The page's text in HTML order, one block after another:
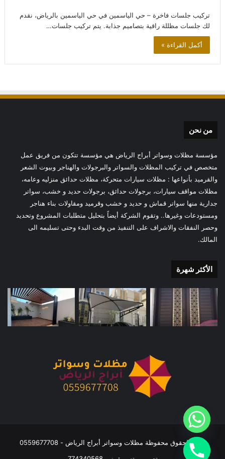
تركيب جلسات فاخرة – حي الياسمين في حي الياسمين بالرياض، نقدم
لك جلسات مظللة راقية بتصاميم جذابة. يتم تركيب جلسات…
أكمل القراءة »
من نحن
مؤسسة مظلات وسواتر أبراج الرياض هي مؤسسة تتكون من فريق عمل
متخصص في تركيب المظلات والسواتر والبرجولات والهناجر وبيوت الشعر
والقرميد بأنواعها : مظلات سيارات متحركة، مظلات حدائق منزليه وعامه،
مظلات مواقف سيارات، برجولات حدائق، برجولات حديد و خشب، سواتر
جدارية منها سواتر قماش و حديد و خشب وقرميد ومقاولات بناء هناجر
ومستودعات وغيرها.. وتقوم الشركة أيضاً بتحليل متطلبات المشروع وتحديد
وحصر النفقات والاشراف على التنفيذ من وقت البدء وحتى تسليمه الى
المالك.
الأكثر شهرة
جميع الحقوق محفوظة مظلات وسواتر أبراج الرياض - 0559677708